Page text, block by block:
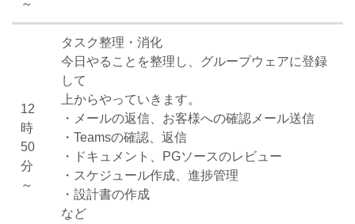
～
12
時
50
分
～
タスク整理・消化
今日やることを整理し、グループウェアに登録
して
上からやっていきます。
・メールの返信、お客様への確認メール送信
・Teamsの確認、返信
・ドキュメント、PGソースのレビュー
・スケジュール作成、進捗管理
・設計書の作成
など